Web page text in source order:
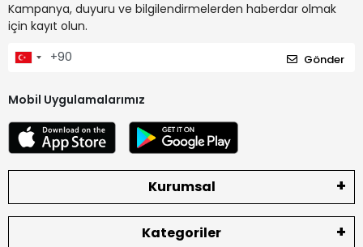
Kampanya, duyuru ve bilgilendirmelerden haberdar olmak
için kayıt olun.
Gönder
Mobil Uygulamalarımız
Kurumsal
Kategoriler